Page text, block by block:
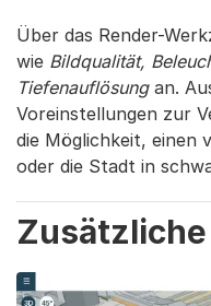
Über das Render-
wie Bildqualität,
Tiefenauflösung an.
Voreinstellungen zur
die Möglichkeit, einen
oder die Stadt in